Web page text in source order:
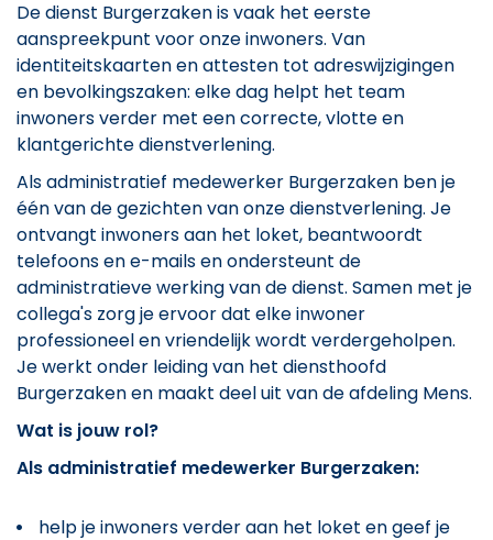
De dienst Burgerzaken is vaak het eerste
aanspreekpunt voor onze inwoners. Van
identiteitskaarten en attesten tot adreswijzigingen
en bevolkingszaken: elke dag helpt het team
inwoners verder met een correcte, vlotte en
klantgerichte dienstverlening.
Als administratief medewerker Burgerzaken ben je
één van de gezichten van onze dienstverlening. Je
ontvangt inwoners aan het loket, beantwoordt
telefoons en e-mails en ondersteunt de
administratieve werking van de dienst. Samen met je
collega's zorg je ervoor dat elke inwoner
professioneel en vriendelijk wordt verdergeholpen.
Je werkt onder leiding van het diensthoofd
Burgerzaken en maakt deel uit van de afdeling Mens.
Wat is jouw rol?
Als administratief medewerker Burgerzaken:
help je inwoners verder aan het loket en geef je